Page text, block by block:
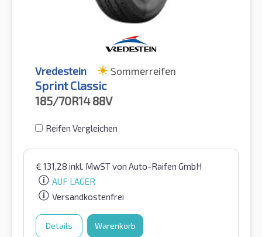
Vredestein Sommerreifen
Sprint Classic
185/70R14 88V
Reifen Vergleichen
€ 131,28 inkl. MwSTvon Auto-Raifen GmbH
AUF LAGER
Versandkostenfrei
Details Warenkorb